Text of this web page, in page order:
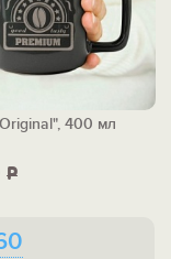
Р
400 мл